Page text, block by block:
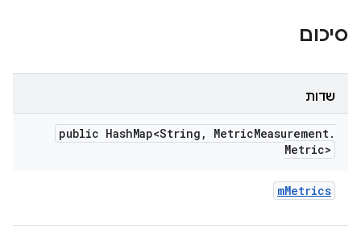
סיכום
שדות
public HashMap<String , MetricMeasurement.
Metric>
mMetrics